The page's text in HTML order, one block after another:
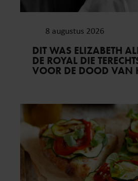
8 augustus 2026
DIT WAS ELIZABETH
DE ROYAL DIE
VOOR DE DOOD VAN